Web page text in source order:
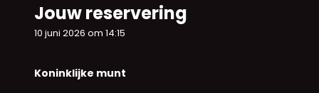
Jouw reservering
10 juni 2026 om 14:15
Koninklijke munt